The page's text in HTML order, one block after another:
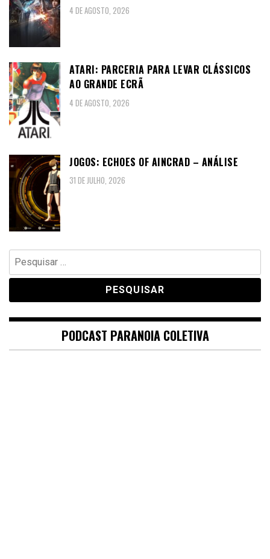
4 DE AGOSTO, 2026
ATARI: PARCERIA PARA LEVAR CLÁSSICOS
AO GRANDE ECRÃ
4 DE AGOSTO, 2026
JOGOS: ECHOES OF AINCRAD – ANÁLISE
31 DE JULHO, 2026
Pesquisar
por:
PODCAST PARANOIA COLETIVA